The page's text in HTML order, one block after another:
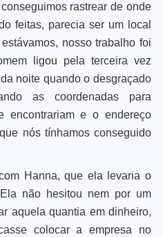
rastrear de onde
feitas, parecia ser um local
nosso trabalho foi
ligou pela terceira vez
noite quando o desgraçado
as coordenadas para
encontrariam e o endereço
nós tínhamos conseguido
Hanna, que ela levaria o
não hesitou nem por um
aquela quantia em dinheiro,
colocar a empresa no